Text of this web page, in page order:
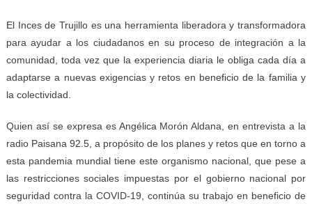
El Inces de Trujillo es una herramienta liberadora y transformadora
para ayudar a los ciudadanos en su proceso de integración a la
comunidad, toda vez que la experiencia diaria le obliga cada día a
adaptarse a nuevas exigencias y retos en beneficio de la familia y
la colectividad.
Quien así se expresa es Angélica Morón Aldana, en entrevista a la
radio Paisana 92.5, a propósito de los planes y retos que en torno a
esta pandemia mundial tiene este organismo nacional, que pese a
las restricciones sociales impuestas por el gobierno nacional por
seguridad contra la COVID-19, continúa su trabajo en beneficio de